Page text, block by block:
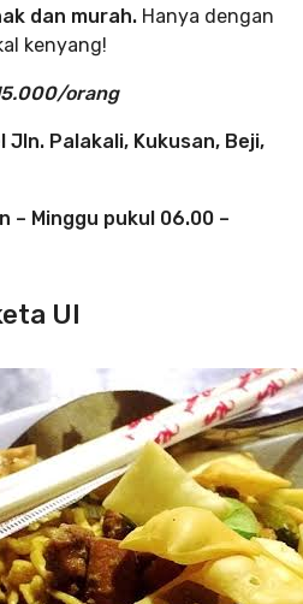
dan murah. Hanya dengan
kenyang!
orang
Palakali, Kukusan, Beji,
– Minggu pukul 06.00 –
UI